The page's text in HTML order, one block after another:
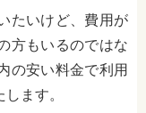
たいけど、費用が
方もいるのではな
の安い料金で利用
ます。